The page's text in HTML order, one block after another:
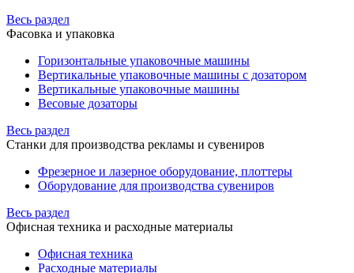
Весь раздел
Фасовка и упаковка
Горизонтальные упаковочные машины
Вертикальные упаковочные машины с дозатором
Вертикальные упаковочные машины
Весовые дозаторы
Весь раздел
Станки для производства рекламы и сувениров
Фрезерное и лазерное оборудование, плоттеры
Оборудование для производства сувениров
Весь раздел
Офисная техника и расходные материалы
Офисная техника
Расходные материалы